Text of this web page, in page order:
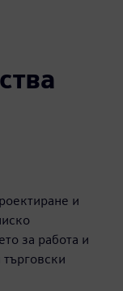
и
за работа и